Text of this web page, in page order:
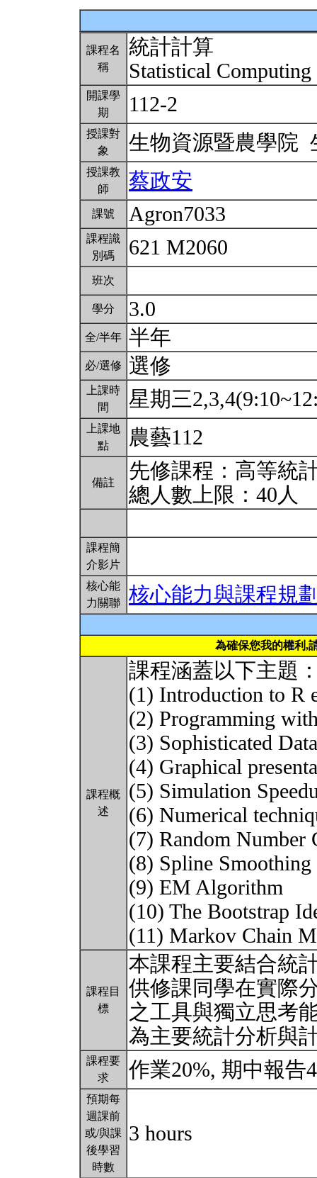
課程名
稱
統計計算
Statistical Computing
開課學
期
112-2
授課對
象
生物資源暨農學院
授課教
師
蔡政安
課號 Agron7033
課程識
別碼
621 M2060
班次
學分 3.0
全/半年 半年
必/選修 選修
上課時
間
星期三
上課地
點
農藝112
備註
先修課程：高等統
總人數上限：40人
課程簡
介影片
核心能
力關聯
核心能力與課程規
為確保您我的權利,
課程概
述
課程涵蓋以下主題
(1) Introduction to R
(2) Programming
(3) Sophisticated
(4) Graphical
(5) Simulation
(6) Numerical
(7) Random Number
(8) Spline
(9) EM Algorithm
(10) The Bootstrap
(11) Markov Chain
課程目
標
本課程主要結合統
供修課同學在實際
之工具與獨立思考
為主要統計分析與
課程要
求
作業20%, 期中報告
預期每
週課前
或/與課
後學習
時數
3 hours